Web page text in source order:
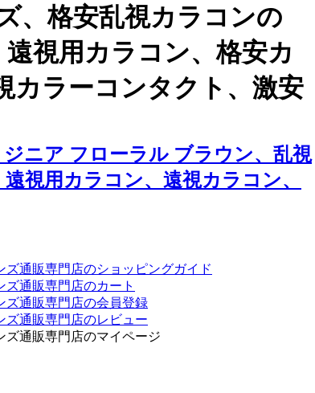
、格安乱視カラコンの
視用カラコン、格安カ
カラーコンタクト、激安
ニア フローラル ブラウン、乱視
視用カラコン、遠視カラコン、
通販専門店のショッピングガイド
通販専門店のカート
ズ通販専門店の会員登録
ズ通販専門店のレビュー
通販専門店のマイページ